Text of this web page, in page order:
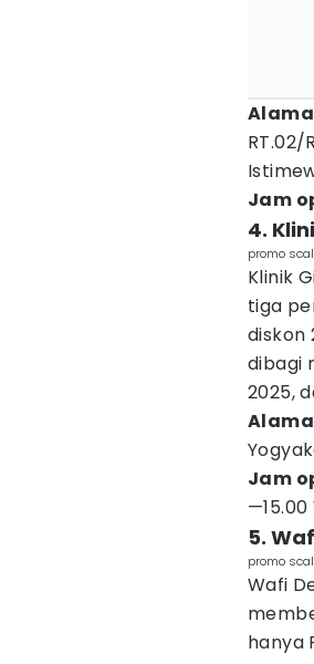
RT.02/
Jam
4.
promo
Klinik
tiga
diskon
dibagi
2025,
Jam
—15.00
5.
promo
Wafi
hanya